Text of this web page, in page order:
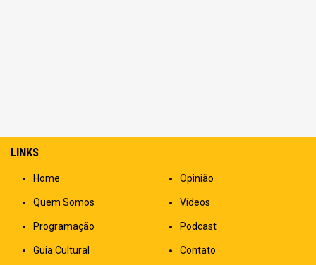
LINKS
Home
Quem Somos
Programação
Guia Cultural
Opinião
Vídeos
Podcast
Contato